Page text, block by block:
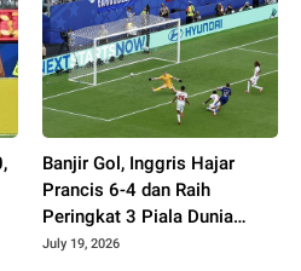
Banjir Gol, Inggris Hajar
Prancis 6-4 dan Raih
Peringkat 3 Piala Dunia
2026
July 19, 2026